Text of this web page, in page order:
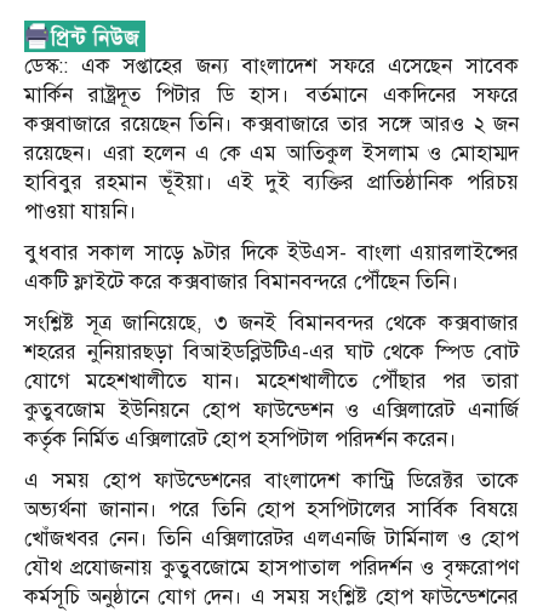
ডেস্ক:: এক সপ্তাহের জন্য বাংলাদেশ সফরে এসেছেন সাবেক
মার্কিন রাষ্ট্রদূত পিটার ডি হাস। বর্তমানে একদিনের সফরে
কক্সবাজারে রয়েছেন তিনি। কক্সবাজারে তার সঙ্গে আরও ২ জন
রয়েছেন। এরা হলেন এ কে এম আতিকুল ইসলাম ও মোহাম্মদ
হাবিবুর রহমান ভূঁইয়া। এই দুই ব্যক্তির প্রাতিষ্ঠানিক পরিচয়
পাওয়া যায়নি।
বুধবার সকাল সাড়ে ৯টার দিকে ইউএস- বাংলা এয়ারলাইন্সের
একটি ফ্লাইটে করে কক্সবাজার বিমানবন্দরে পৌঁছেন তিনি।
সংশ্লিষ্ট সূত্র জানিয়েছে, ৩ জনই বিমানবন্দর থেকে কক্সবাজার
শহরের নুনিয়ারছড়া বিআইডব্লিউটিএ-এর ঘাট থেকে স্পিড বোট
যোগে মহেশখালীতে যান। মহেশখালীতে পৌঁছার পর তারা
কুতুবজোম ইউনিয়নে হোপ ফাউন্ডেশন ও এক্সিলারেট এনার্জি
কর্তৃক নির্মিত এক্সিলারেট হোপ হসপিটাল পরিদর্শন করেন।
এ সময় হোপ ফাউন্ডেশনের বাংলাদেশ কান্ট্রি ডিরেক্টর তাকে
অভ্যর্থনা জানান। পরে তিনি হোপ হসপিটালের সার্বিক বিষয়ে
খোঁজখবর নেন। তিনি এক্সিলারেটর এলএনজি টার্মিনাল ও হোপ
যৌথ প্রযোজনায় কুতুবজোমে হাসপাতাল পরিদর্শন ও বৃক্ষরোপণ
কর্মসূচি অনুষ্ঠানে যোগ দেন। এ সময় সংশ্লিষ্ট হোপ ফাউন্ডেশনের